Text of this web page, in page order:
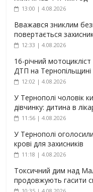
13:00 | 4.08.2026
Вважався зниклим
повертається
12:33 | 4.08.2026
16-річний
ДТП на Тернопільщині
12:02 | 4.08.2026
У Тернополі чоловік
дівчинку: дитина в
11:56 | 4.08.2026
У Тернополі
крові для захисників
11:18 | 4.08.2026
Токсичний дим над
продовжують гасити